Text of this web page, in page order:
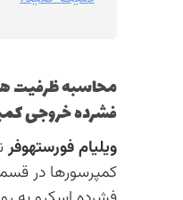
محاسبه ظرفیت
فشرده خروجی
ویلیام فورستهوفر
کمپرسورها در